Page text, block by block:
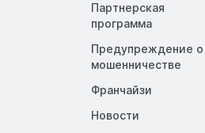
Партнерская
программа
Предупреждение о
мошенничестве
Франчайзи
Новости